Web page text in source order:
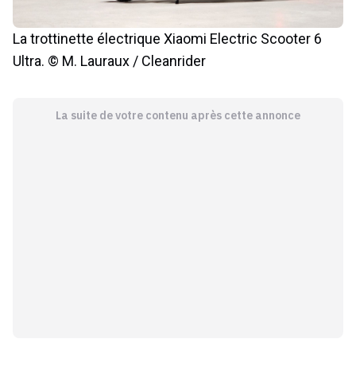
La trottinette électrique Xiaomi Electric Scooter 6
Ultra. © M. Lauraux / Cleanrider
La suite de votre contenu après cette annonce